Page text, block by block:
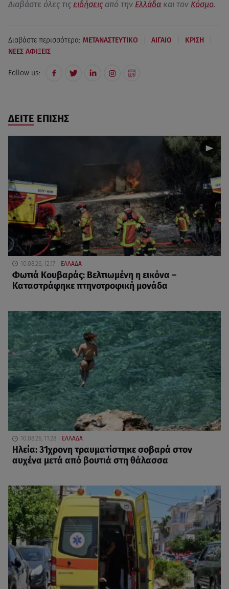
Διαβάστε όλες τις ειδήσεις από την Ελλάδα και τον Κόσμο.
Διαβάστε περισσότερα: ΜΕΤΑΝΑΣΤΕΥΤΙΚΟ ΑΙΓΑΙΟ ΚΡΙΣΗ
ΝΕΕΣ ΑΦΙΞΕΙΣ
Follow us:
ΔΕΙΤΕ ΕΠΙΣΗΣ
10.08.26, 12:17 ΕΛΛΑΔΑ
Φωτιά Κουβαράς: Βελτιωμένη η εικόνα –
Καταστράφηκε πτηνοτροφική μονάδα
10.08.26, 11:28 ΕΛΛΑΔΑ
Ηλεία: 31χρονη τραυματίστηκε σοβαρά στον
αυχένα μετά από βουτιά στη θάλασσα